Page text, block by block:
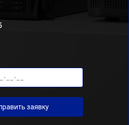
заявку